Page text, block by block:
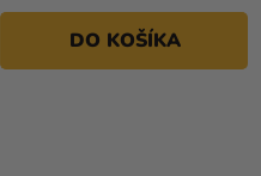
DO KOŠÍKA